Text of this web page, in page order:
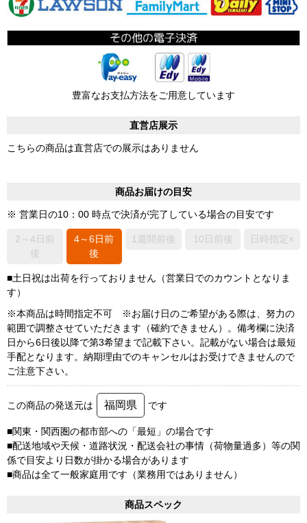
豊富なお支払方法をご用意しています
直営店展示
こちらの商品は直営店での展示はありません
商品お届けの目安
※ 営業日の10：00 時点で決済が完了している場合の目安です
2～4日前
後
4～6日前
後
1週間前後 10日前後 日時指定×
■土日祝は出荷を行っておりません（営業日でのカウントとなりま
す）
※本商品は時間指定不可 ※お届け日のご希望がある際は、努力の
範囲で調整させていただきます（確約できません）。備考欄に決済
日から6日後以降で第3希望まで記載下さい。記載がない場合は最短
手配となります。納期理由でのキャンセルはお受けできませんので
ご注意下さい。
この商品の発送元は 福岡県 です
■関東・関西圏の都市部への「最短」の場合です
■配送地域や天候・道路状況・配送会社の事情（荷物量過多）等の関
係で目安より日数が掛かる場合があります
■商品は全て一般家庭用です（業務用ではありません）
商品スペック